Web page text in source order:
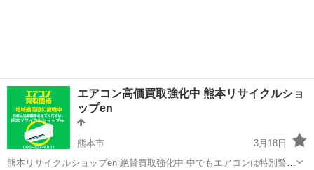
エアコン高価買取強化中 熊本リサイクルショ
ップen
熊本市
3月18日
熊本リサイクルショップen 絶賛買取強化中 中でもエアコンは特別警戒